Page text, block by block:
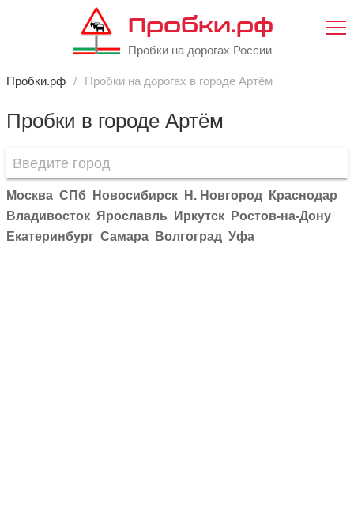
Пробки.рф
Пробки на дорогах России
Пробки.рф Пробки на дорогах в городе Артём
Пробки в городе Артём
Москва СПб Новосибирск Н. Новгород
Краснодар
Владивосток Ярославль Иркутск
Ростов-на-Дону
Екатеринбург Самара Волгоград Уфа